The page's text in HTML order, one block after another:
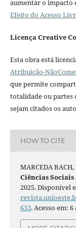
aumentar o impacto
Efeito do Acesso
Licença Creative
Esta obra está
Atribuição-
que permite
totalidade ou partes
sejam citados os
HOW TO CITE
MARCEDA
Ciências
2025. Disponível
633. Acesso em: 6